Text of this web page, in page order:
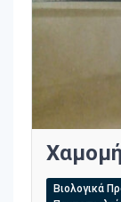
Βιολογικά